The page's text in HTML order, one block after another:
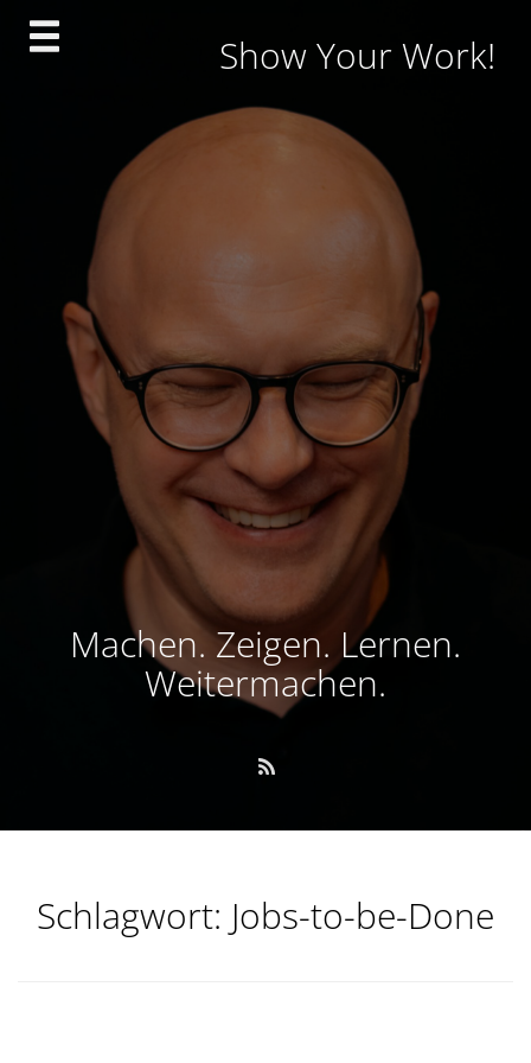
Skip
Show Your Work!
Machen. Zeigen. Lernen.
Weitermachen.
Schlagwort: Jobs-to-be-Done